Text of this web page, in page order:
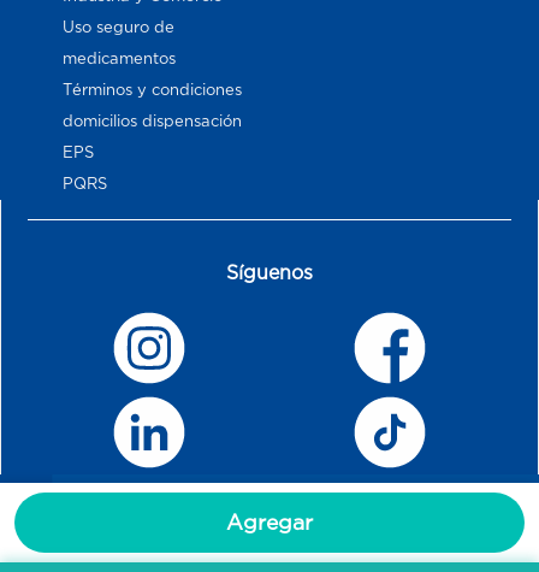
Agregar
Uso seguro de
medicamentos
Términos y condiciones
domicilios dispensación
EPS
PQRS
Síguenos